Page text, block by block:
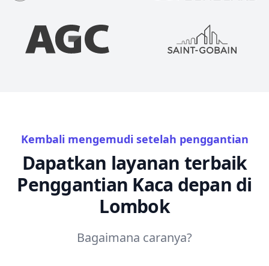
Kembali mengemudi setelah penggantian
Dapatkan layanan terbaik
Penggantian Kaca depan di
Lombok
Bagaimana caranya?